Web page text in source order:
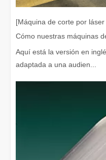
En la fabricación y la
[Máquina de corte por láser
Aquí está la versión en
adaptada a una audien...